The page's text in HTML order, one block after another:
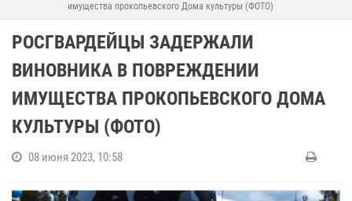
имущества прокопьевского Дома культуры (ФОТО)
РОСГВАРДЕЙЦЫ ЗАДЕРЖАЛИ
ВИНОВНИКА В ПОВРЕЖДЕНИИ
ИМУЩЕСТВА ПРОКОПЬЕВСКОГО ДОМА
КУЛЬТУРЫ (ФОТО)
08 июня 2023, 10:58